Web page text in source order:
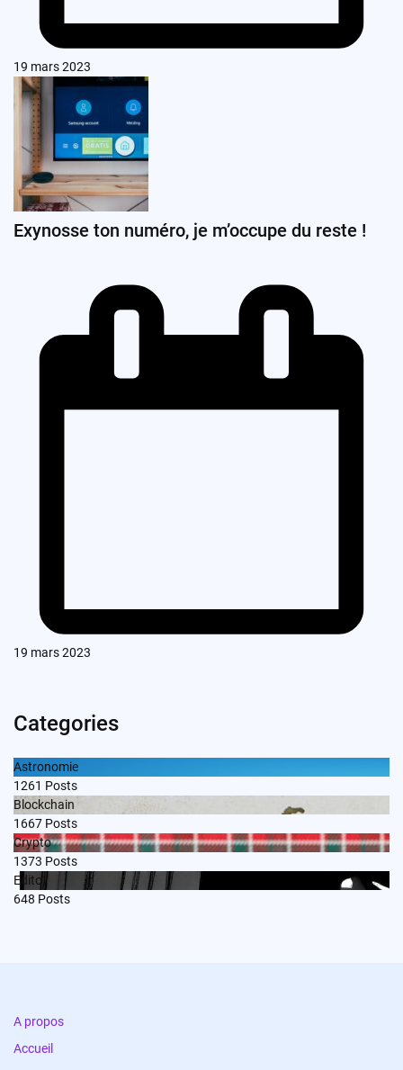
19 mars 2023
Exynosse ton numéro, je m’occupe du reste !
19 mars 2023
Categories
Astronomie
1261 Posts
Blockchain
1667 Posts
Crypto
1373 Posts
Edito
648 Posts
A propos
Accueil